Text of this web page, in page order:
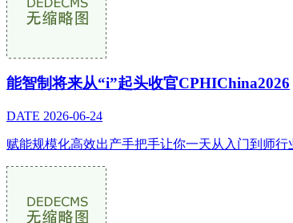
能智制将来从“i”起头收官CPHIChina2026
DATE 2026-06-24
赋能规模化高效出产手把手让你一天从入门到师